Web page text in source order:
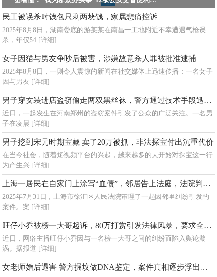
民工被误杀时钱包只剩两块钱，家属悲痛控诉
2025年8月8日，湖南娄底的游某某在南昌一工地附近不幸遭遇气枪误
杀，年仅54 [详细]
女子因猫与男友争吵后被害，涉嫌故意杀人罪被批准逮捕
2025年8月8日，一则令人震惊的新闻在社交媒体上迅速传播：一名女子
因与男友 [详细]
男子穿女装进店盗窃偷走两双黑丝袜，警方通过技术手段迅速锁定嫌疑人
近日，一起发生在河南郑州的盗窃案件引发了公众的广泛关注。一名男
子在凌晨 [详细]
男子挖到宋元时期宝藏 卖了20万被抓，非法探宝付出沉重代价
在当今社会，随着短视频平台的兴起，越来越多的人开始对探宝这一行
为产生兴 [详细]
上海一居民在自家门上涂写“血债”，邻居告上法庭，法院判决限期清除
2025年7月31日，上海市徐汇区人民法院审理了一起因邻里纠纷引发的
案件。案 [详细]
旺仔小乔被榜一大哥起诉，80万打赏引发法律风暴，要求全额退款并停止虚假承诺
近日，网络主播旺仔小乔因与一名榜一大哥之间的纠纷而陷入舆论漩
涡。据报道 [详细]
女老师婚后遇害 警方掘坟做DNA鉴定，案件真相逐步浮出水面